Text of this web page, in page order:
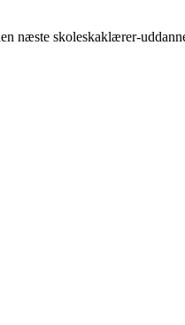
næste skoleskaklærer-